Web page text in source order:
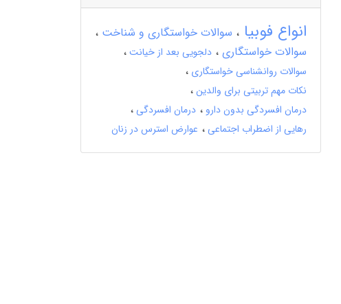
انواع فوبیا
سوالات خواستگاری و شناخت
سوالات خواستگاری
دلجویی بعد از خیانت
سوالات روانشناسی خواستگاری
نکات مهم تربیتی برای والدین
درمان افسردگی بدون دارو
درمان افسردگی
رهایی از اضطراب اجتماعی
عوارض استرس در زنان